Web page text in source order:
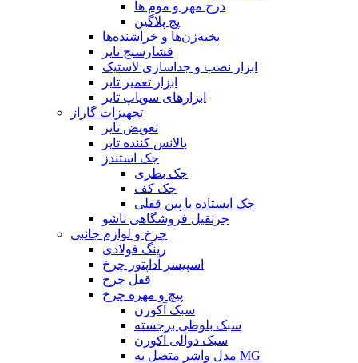
درج مهر و موم ها
پچ پلاگین
بخیه‌زن‌ها و خراشنده‌ها
فشارسنج تایر
ابزار نصب و جداسازی لاستیک
ابزار تعمیر تایر
ابزارهای سوپاپ تایر
تجهیزات گاراژ
تعویض تایر
بالانس کننده تایر
جک استندز
جک بطری
جک کف
جک ایستاده با پین قفلی
جرثقیل فروشگاهی تاشو
چرخ و لوازم جانبی
رینگ فولادی
اسپیسر آداپتور چرخ
قفل چرخ
پیچ و مهره چرخ
سبک آکورن
سبک بلوطی برجسته
سبک دوآلی آکورن
مدل واشر متصل به MG